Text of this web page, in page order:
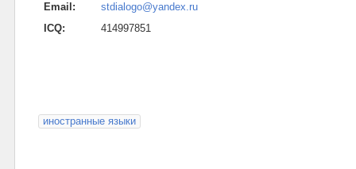
Email:
stdialogo@yandex.ru
ICQ:
414997851
иностранные языки